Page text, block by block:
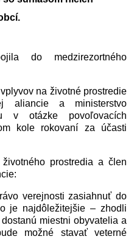
do medzirezortného
na životné prostredie
aliancie a ministerstvo
v otázke povoľovacích
kole rokovaní za účasti
prostredia a člen
verejnosti zasiahnuť do
je najdôležitejšie – zhodli
miestni obyvatelia a
možné stavať veterné